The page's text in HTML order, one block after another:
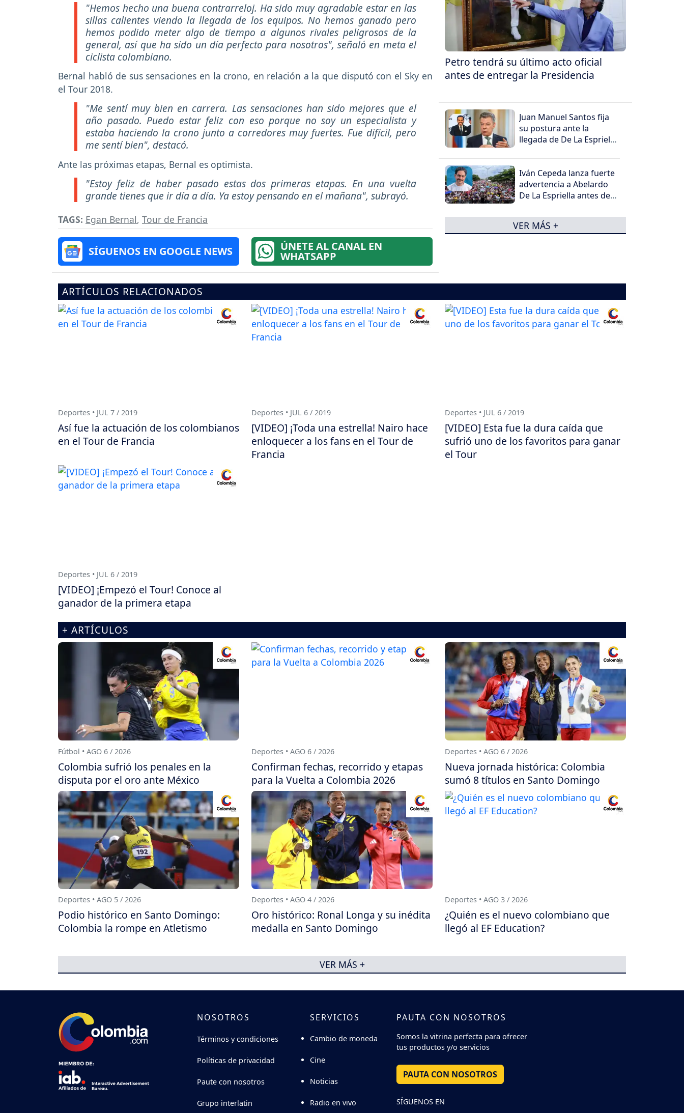
"Hemos hecho una buena contrarreloj. Ha sido muy agradable estar en las
sillas calientes viendo la llegada de los equipos. No hemos ganado pero
hemos podido meter algo de tiempo a algunos rivales peligrosos de la
general, así que ha sido un día perfecto para nosotros", señaló en meta el
ciclista colombiano.
Bernal habló de sus sensaciones en la crono, en relación a la que disputó con el Sky en
el Tour 2018.
"Me sentí muy bien en carrera. Las sensaciones han sido mejores que el
año pasado. Puedo estar feliz con eso porque no soy un especialista y
estaba haciendo la crono junto a corredores muy fuertes. Fue difícil, pero
me sentí bien", destacó.
Ante las próximas etapas, Bernal es optimista.
"Estoy feliz de haber pasado estas dos primeras etapas. En una vuelta
grande tienes que ir día a día. Ya estoy pensando en el mañana", subrayó.
TAGS: Egan Bernal, Tour de Francia
SÍGUENOS EN GOOGLE NEWS ÚNETE AL CANAL EN
WHATSAPP
Petro tendrá su último acto oficial
antes de entregar la Presidencia
Juan Manuel Santos fija
su postura ante la
llegada de De La Espriella
Iván Cepeda lanza fuerte
advertencia a Abelardo
De La Espriella antes de
VER MÁS +
ARTÍCULOS RELACIONADOS
Deportes • JUL 7 / 2019
Así fue la actuación de los colombianos
en el Tour de Francia
Deportes • JUL 6 / 2019
[VIDEO] ¡Toda una estrella! Nairo hace
enloquecer a los fans en el Tour de
Francia
Deportes • JUL 6 / 2019
[VIDEO] Esta fue la dura caída que
sufrió uno de los favoritos para ganar
el Tour
Deportes • JUL 6 / 2019
[VIDEO] ¡Empezó el Tour! Conoce al
ganador de la primera etapa
+ ARTÍCULOS
Fútbol • AGO 6 / 2026
Colombia sufrió los penales en la
disputa por el oro ante México
Deportes • AGO 6 / 2026
Confirman fechas, recorrido y etapas
para la Vuelta a Colombia 2026
Deportes • AGO 6 / 2026
Nueva jornada histórica: Colombia
sumó 8 títulos en Santo Domingo
Deportes • AGO 5 / 2026
Podio histórico en Santo Domingo:
Colombia la rompe en Atletismo
Deportes • AGO 4 / 2026
Oro histórico: Ronal Longa y su inédita
medalla en Santo Domingo
Deportes • AGO 3 / 2026
¿Quién es el nuevo colombiano que
llegó al EF Education?
VER MÁS +
NOSOTROS
Términos y condiciones
Políticas de privacidad
Paute con nosotros
Grupo interlatin
SERVICIOS
Cambio de moneda
Cine
Noticias
Radio en vivo
PAUTA CON NOSOTROS
Somos la vitrina perfecta para ofrecer
tus productos y/o servicios
PAUTA CON NOSOTROS
SÍGUENOS EN